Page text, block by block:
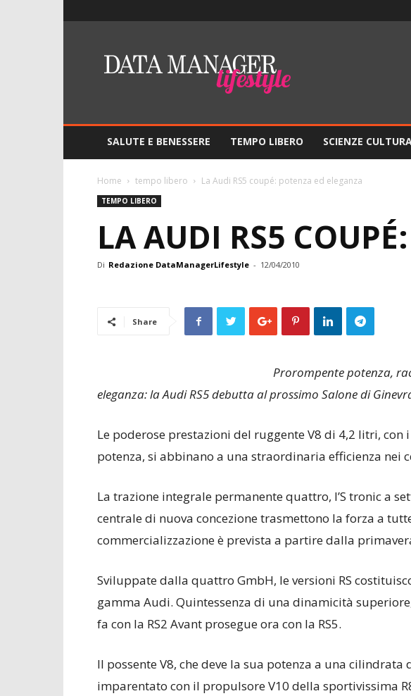
DMO
Online
SALUTE E BENESSERE
TEMPO LIBERO SCIENZE
Home tempo libero La Audi RS5 coupé: potenza ed eleganza
TEMPO LIBERO
LA AUDI RS5
Di Redazione DataManagerLifestyle - 12/04/2010
Share
Prorompente potenza,
eleganza: la Audi RS5 debutta al prossimo Salone di
Le poderose prestazioni del ruggente V8 di 4,2 litri, con
potenza, si abbinano a una straordinaria efficienza nei
La trazione integrale permanente quattro, l’S tronic a
centrale di nuova concezione trasmettono la forza a
commercializzazione è prevista a partire dalla
Sviluppate dalla quattro GmbH, le versioni RS
gamma Audi. Quintessenza di una dinamicità
fa con la RS2 Avant prosegue ora con la RS5.
Il possente V8, che deve la sua potenza a una cilindrata
imparentato con il propulsore V10 della sportivissima